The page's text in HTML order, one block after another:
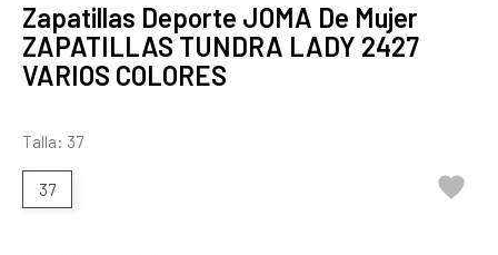
Zapatillas Deporte JOMA De Mujer
ZAPATILLAS TUNDRA LADY 2427
VARIOS COLORES
Talla: 37
37 